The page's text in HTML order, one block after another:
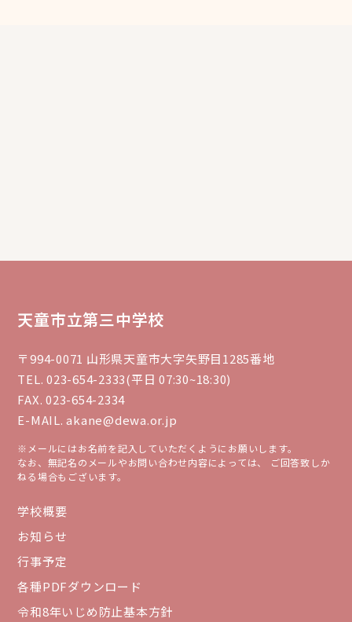
天童市立第三中学校
〒994-0071 山形県天童市大字矢野目1285番地
TEL. 023-654-2333(平日 07:30~18:30)
FAX. 023-654-2334
E-MAIL. akane@dewa.or.jp
※メールにはお名前を記入していただくようにお願いします。
なお、無記名のメールやお問い合わせ内容によっては、 ご回答致しか
ねる場合もございます。
学校概要
お知らせ
行事予定
各種PDFダウンロード
令和8年いじめ防止基本方針